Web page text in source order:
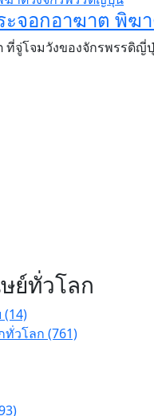
ะจอกอาฆาต พิ
ที่จู่โจมวังของจักรพรรดิญี่
ย์ทั่วโลก
(14)
วโลก (761)